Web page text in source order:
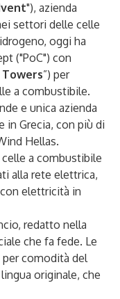
"), azienda
settori delle celle
oggi ha
("PoC") con
”) per
a combustibile.
e unica azienda
in Grecia, con più di
Hellas.
a combustibile
alla rete elettrica,
elettricità in
redatto nella
che fa fede. Le
comodità del
originale, che